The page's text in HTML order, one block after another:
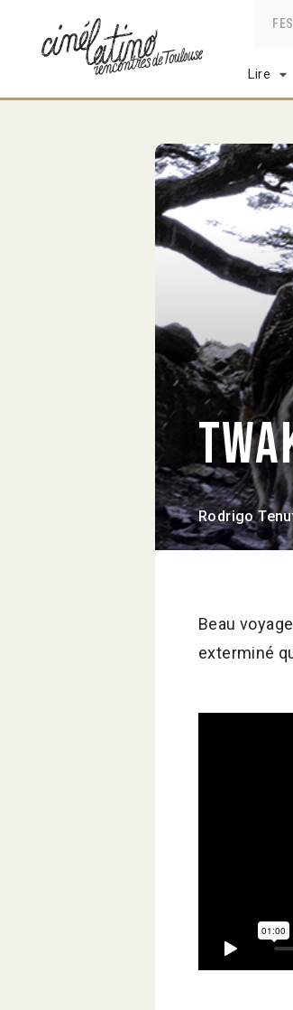
Lire
Rodrigo
Beau
exterminé